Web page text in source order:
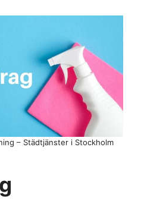
– Städtjänster i Stockholm